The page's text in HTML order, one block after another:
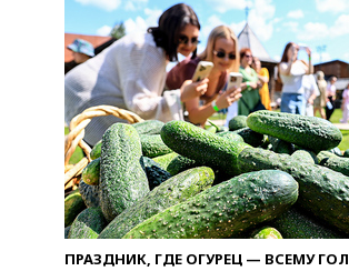
ПРАЗДНИК, ГДЕ ОГУРЕЦ — ВСЕМУ